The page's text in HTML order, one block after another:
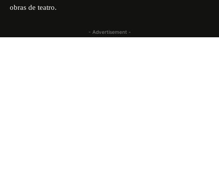
obras de teatro.
- Advertisement -